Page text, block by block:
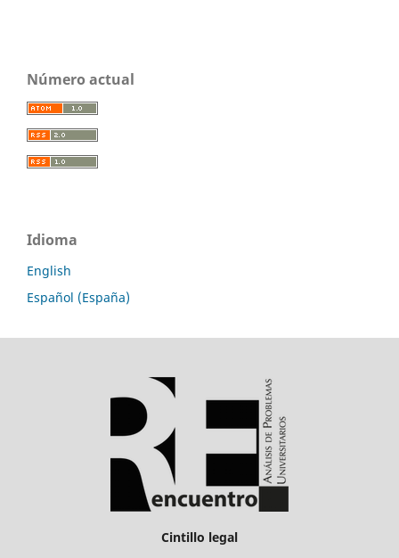
Número actual
Idioma
English
Español (España)
Cintillo legal